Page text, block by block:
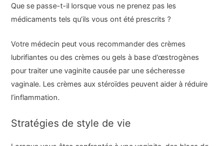
Que se passe-t-il lorsque vous ne prenez pas les
médicaments tels qu’ils vous ont été prescrits ?
Votre médecin peut vous recommander des crèmes
lubrifiantes ou des crèmes ou gels à base d’œstrogènes
pour traiter une vaginite causée par une sécheresse
vaginale. Les crèmes aux stéroïdes peuvent aider à réduire
l’inflammation.
Stratégies de style de vie